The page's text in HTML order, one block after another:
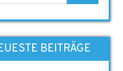
BEITRÄGE